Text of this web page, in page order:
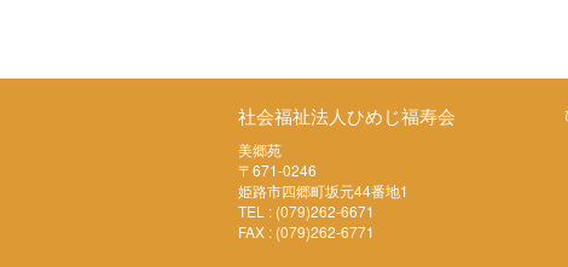
社会福祉法人ひめじ福寿会
美郷苑
〒671-0246
姫路市四郷町坂元44番地1
TEL : (079)262-6671
FAX : (079)262-6771